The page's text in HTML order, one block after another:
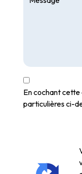
En cochant
particulières ci-